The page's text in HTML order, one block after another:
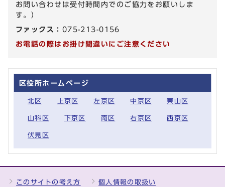
お問い合わせは受付時間内でのご協力をお願いしま
す。）
ファックス： 075-213-0156
お電話の際はお掛け間違いにご注意ください
区役所ホームページ
北区 上京区 左京区 中京区 東山区
山科区 下京区 南区 右京区 西京区
伏見区
このサイトの考え方 個人情報の取扱い